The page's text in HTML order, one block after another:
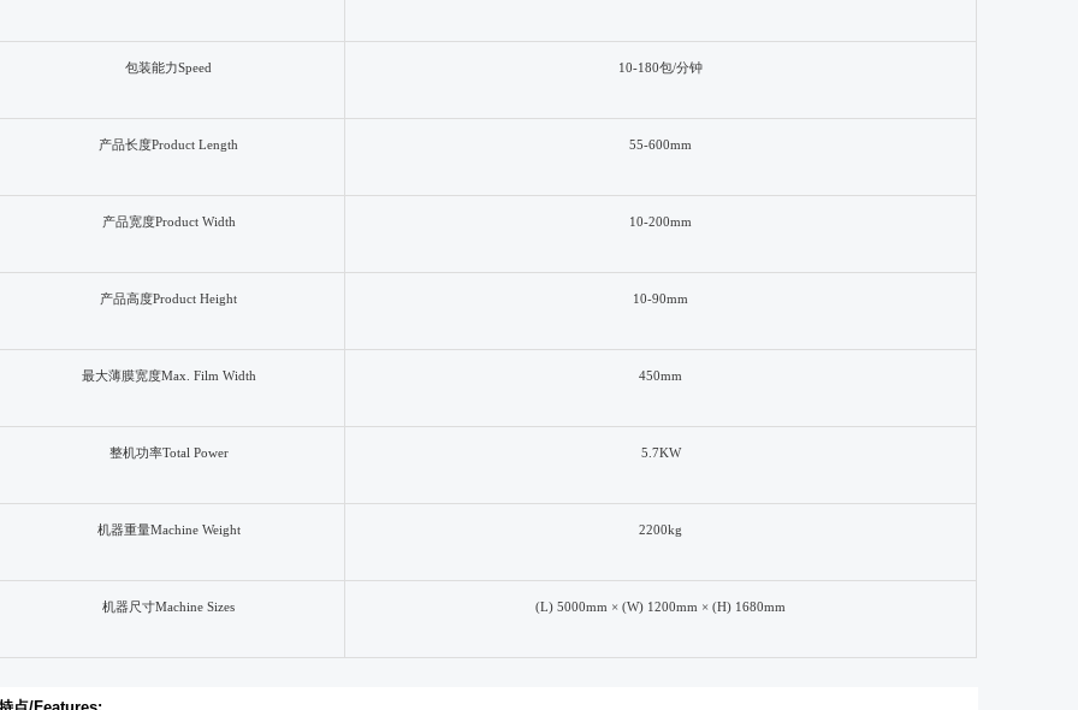
包装能力Speed 10-180包/分钟
产品长度Product Length 55-600mm
产品宽度Product Width 10-200mm
产品高度Product Height 10-90mm
最大薄膜宽度Max. Film Width 450mm
整机功率Total Power 5.7KW
机器重量Machine Weight 2200kg
机器尺寸Machine Sizes (L)5000mm × (W) 1200mm × (H) 1680mm